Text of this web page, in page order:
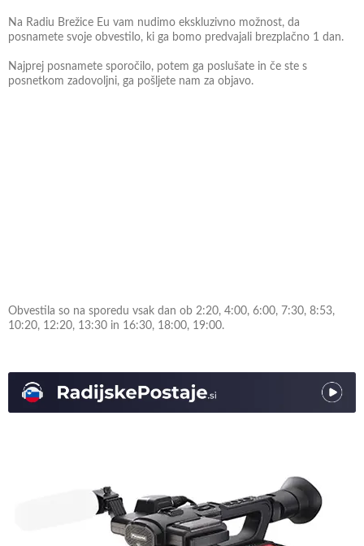
Na Radiu Brežice Eu vam nudimo ekskluzivno možnost, da
posnamete svoje obvestilo, ki ga bomo predvajali brezplačno 1 dan.
Najprej posnamete sporočilo, potem ga poslušate in če ste s
posnetkom zadovoljni, ga pošljete nam za objavo.
Obvestila so na sporedu vsak dan ob 2:20, 4:00, 6:00, 7:30, 8:53,
10:20, 12:20, 13:30 in 16:30, 18:00, 19:00.